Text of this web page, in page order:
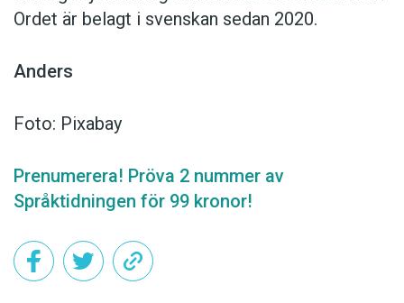
Ordet är belagt i svenskan sedan 2020.
Anders
Foto: Pixabay
Prenumerera! Pröva 2 nummer av
Språktidningen för 99 kronor!